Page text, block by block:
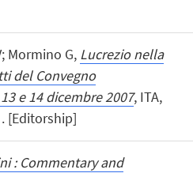
Mormino G, Lucrezio nella
del Convegno
e 14 dicembre 2007, ITA,
[Editorship]
: Commentary and